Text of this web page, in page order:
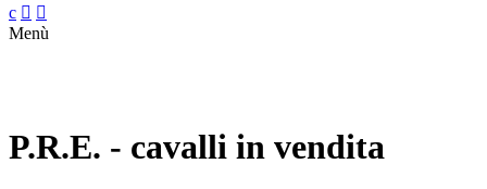
c  
Menù
P.R.E. - cavalli in vendita